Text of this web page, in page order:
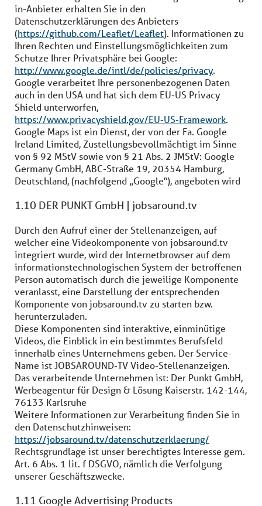
in-Anbieter erhalten Sie in den
Datenschutzerklärungen des Anbieters
(https://github.com/Leaflet/Leaflet). Informationen zu
Ihren Rechten und Einstellungsmöglichkeiten zum
Schutze Ihrer Privatsphäre bei Google:
http://www.google.de/intl/de/policies/privacy.
Google verarbeitet Ihre personenbezogenen Daten
auch in den USA und hat sich dem EU-US Privacy
Shield unterworfen,
https://www.privacyshield.gov/EU-US-Framework.
Google Maps ist ein Dienst, der von der Fa. Google
Ireland Limited, Zustellungsbevollmächtigt im Sinne
von § 92 MStV sowie von § 21 Abs. 2 JMStV: Google
Germany GmbH, ABC-Straße 19, 20354 Hamburg,
Deutschland, (nachfolgend „Google“), angeboten wird
1.10 DER PUNKT GmbH | jobsaround.tv
Durch den Aufruf einer der Stellenanzeigen, auf
welcher eine Videokomponente von jobsaround.tv
integriert wurde, wird der Internetbrowser auf dem
informationstechnologischen System der betroffenen
Person automatisch durch die jeweilige Komponente
veranlasst, eine Darstellung der entsprechenden
Komponente von jobsaround.tv zu starten bzw.
herunterzuladen.
Diese Komponenten sind interaktive, einminütige
Videos, die Einblick in ein bestimmtes Berufsfeld
innerhalb eines Unternehmens geben. Der Service-
Name ist JOBSAROUND-TV Video-Stellenanzeigen.
Das verarbeitende Unternehmen ist: Der Punkt GmbH,
Werbeagentur für Design & Lösung Kaiserstr. 142-144,
76133 Karlsruhe
Weitere Informationen zur Verarbeitung finden Sie in
den Datenschutzhinweisen:
https://jobsaround.tv/datenschutzerklaerung/
Rechtsgrundlage ist unser berechtigtes Interesse gem.
Art. 6 Abs. 1 lit. f DSGVO, nämlich die Verfolgung
unserer Geschäftszwecke.
1.11 Google Advertising Products